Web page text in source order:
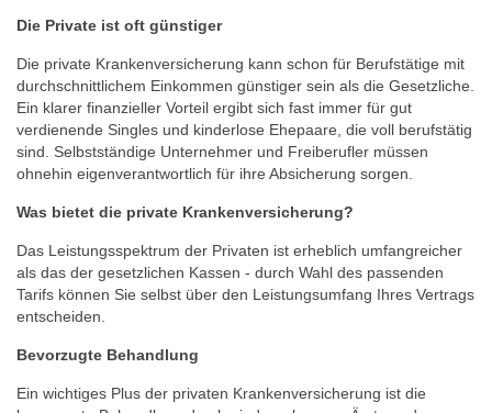
Die Private ist oft günstiger
Die private Krankenversicherung kann schon für Berufstätige mit
durchschnittlichem Einkommen günstiger sein als die Gesetzliche.
Ein klarer finanzieller Vorteil ergibt sich fast immer für gut
verdienende Singles und kinderlose Ehepaare, die voll berufstätig
sind. Selbstständige Unternehmer und Freiberufler müssen
ohnehin eigenverantwortlich für ihre Absicherung sorgen.
Was bietet die private Krankenversicherung?
Das Leistungsspektrum der Privaten ist erheblich umfangreicher
als das der gesetzlichen Kassen - durch Wahl des passenden
Tarifs können Sie selbst über den Leistungsumfang Ihres Vertrags
entscheiden.
Bevorzugte Behandlung
Ein wichtiges Plus der privaten Krankenversicherung ist die